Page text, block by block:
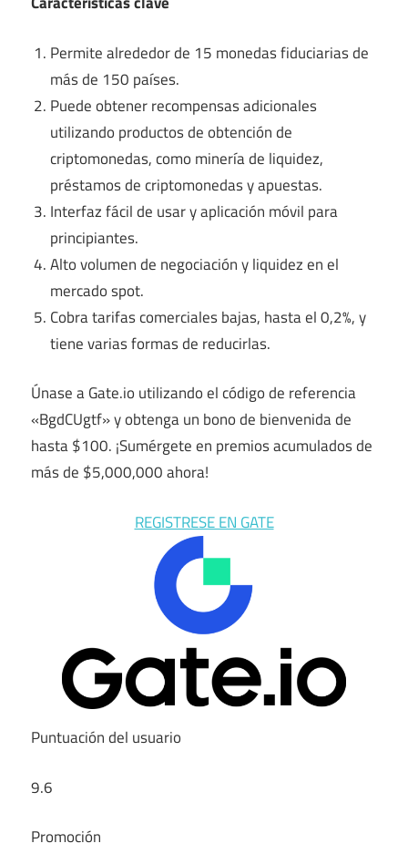
Permite alrededor de 15 monedas fiduciarias de
más de 150 países.
Puede obtener recompensas adicionales
utilizando productos de obtención de
criptomonedas, como minería de liquidez,
préstamos de criptomonedas y apuestas.
Interfaz fácil de usar y aplicación móvil para
principiantes.
Alto volumen de negociación y liquidez en el
mercado spot.
Cobra tarifas comerciales bajas, hasta el 0,2%, y
tiene varias formas de reducirlas.
Únase a Gate.io utilizando el código de referencia
«BgdCUgtf» y obtenga un bono de bienvenida de
hasta $100. ¡Sumérgete en premios acumulados de
más de $5,000,000 ahora!
REGISTRESE EN GATE
Puntuación del usuario
9.6
Promoción